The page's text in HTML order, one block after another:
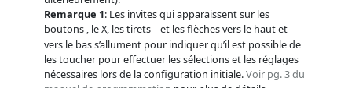
Remarque 1: Les invites qui apparaissent sur les
boutons ,le X, les tirets – et les flèches vers le haut et
vers le bas s’allument pour indiquer qu’il est possible de
les toucher pour effectuer les sélections et les réglages
nécessaires lors de la configuration initiale.Voir pg. 3 du